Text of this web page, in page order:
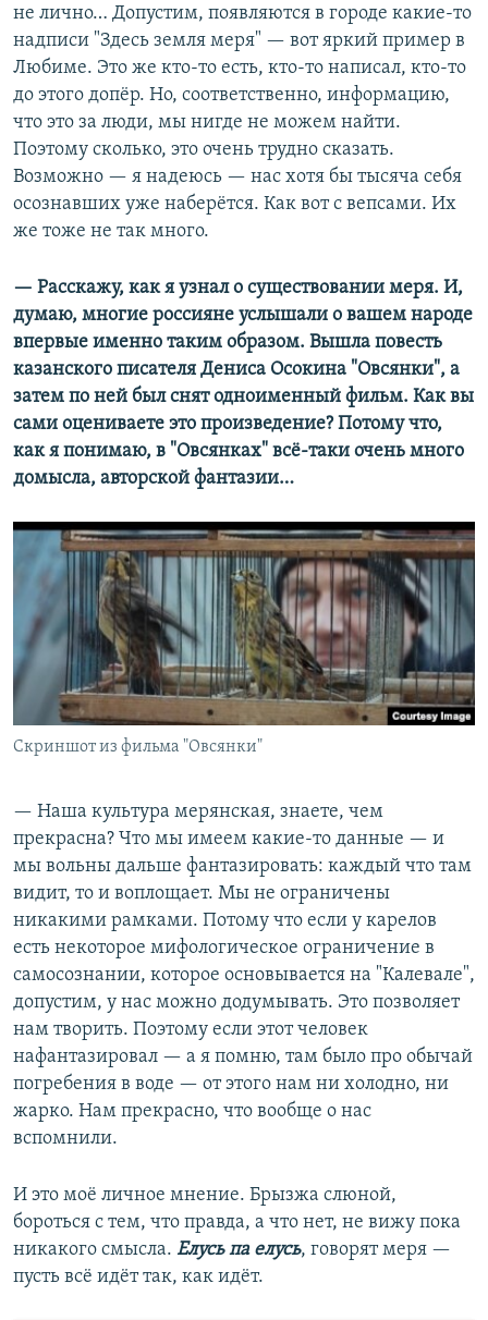
не лично… Допустим, появляются в городе какие-то
надписи "Здесь земля меря" — вот яркий пример в
Любиме. Это же кто-то есть, кто-то написал, кто-то
до этого допёр. Но, соответственно, информацию,
что это за люди, мы нигде не можем найти.
Поэтому сколько, это очень трудно сказать.
Возможно — я надеюсь — нас хотя бы тысяча себя
осознавших уже наберётся. Как вот с вепсами. Их
же тоже не так много.
— Расскажу, как я узнал о существовании меря. И,
думаю, многие россияне услышали о вашем народе
впервые именно таким образом. Вышла повесть
казанского писателя Дениса Осокина "Овсянки", а
затем по ней был снят одноименный фильм. Как вы
сами оцениваете это произведение? Потому что,
как я понимаю, в "Овсянках" всё-таки очень много
домысла, авторской фантазии…
Скриншот из фильма "Овсянки"
— Наша культура мерянская, знаете, чем
прекрасна? Что мы имеем какие-то данные — и
мы вольны дальше фантазировать: каждый что там
видит, то и воплощает. Мы не ограничены
никакими рамками. Потому что если у карелов
есть некоторое мифологическое ограничение в
самосознании, которое основывается на "Калевале",
допустим, у нас можно додумывать. Это позволяет
нам творить. Поэтому если этот человек
нафантазировал — а я помню, там было про обычай
погребения в воде — от этого нам ни холодно, ни
жарко. Нам прекрасно, что вообще о нас
вспомнили.
И это моё личное мнение. Брызжа слюной,
бороться с тем, что правда, а что нет, не вижу пока
никакого смысла. Елусь па елусь, говорят меря —
пусть всё идёт так, как идёт.